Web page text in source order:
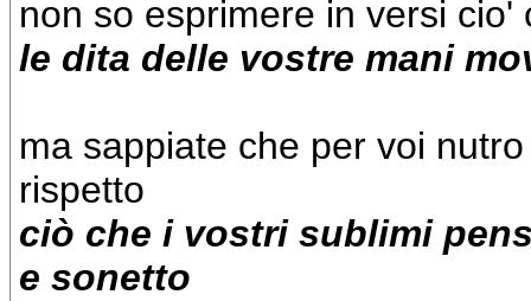
non so esprimere in versi cio'
le dita delle vostre mani
ma sappiate che per voi
rispetto
ciò che i vostri sublimi
e sonetto